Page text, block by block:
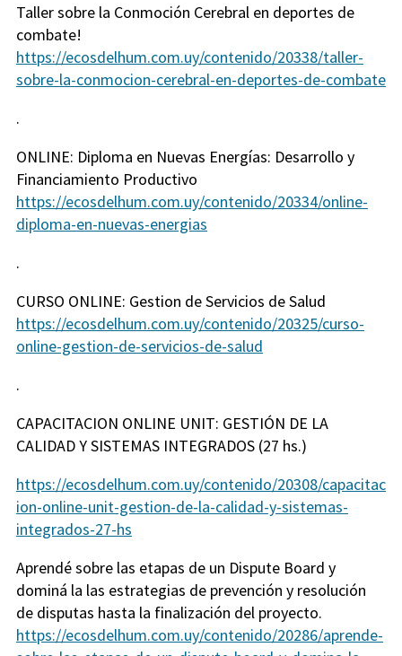
Taller sobre la Conmoción Cerebral en deportes de
combate!
https://ecosdelhum.com.uy/contenido/20338/taller-
sobre-la-conmocion-cerebral-en-deportes-de-combate
.
ONLINE: Diploma en Nuevas Energías: Desarrollo y
Financiamiento Productivo
https://ecosdelhum.com.uy/contenido/20334/online-
diploma-en-nuevas-energias
.
CURSO ONLINE: Gestion de Servicios de Salud
https://ecosdelhum.com.uy/contenido/20325/curso-
online-gestion-de-servicios-de-salud
.
CAPACITACION ONLINE UNIT: GESTIÓN DE LA
CALIDAD Y SISTEMAS INTEGRADOS (27 hs.)
https://ecosdelhum.com.uy/contenido/20308/capacitac
ion-online-unit-gestion-de-la-calidad-y-sistemas-
integrados-27-hs
Aprendé sobre las etapas de un Dispute Board y
dominá la las estrategias de prevención y resolución
de disputas hasta la finalización del proyecto.
https://ecosdelhum.com.uy/contenido/20286/aprende-